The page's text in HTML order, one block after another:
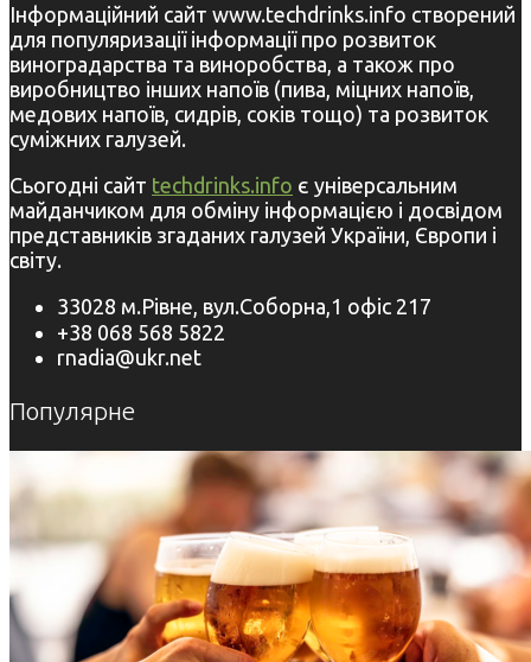
Інформаційний сайт www.techdrinks.info створений
для популяризації інформації про розвиток
виноградарства та виноробства, а також про
виробництво інших напоїв (пива, міцних напоїв,
медових напоїв, сидрів, соків тощо) та розвиток
суміжних галузей.
Сьогодні сайт techdrinks.info є універсальним
майданчиком для обміну інформацією і досвідом
представників згаданих галузей України, Європи і
світу.
33028 м.Рівне, вул.Соборна,1 офіс 217
+38 068 568 5822
rnadia@ukr.net
Популярне